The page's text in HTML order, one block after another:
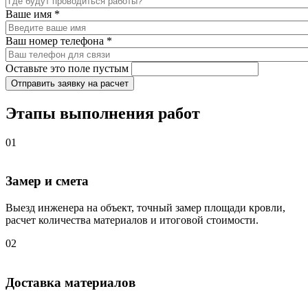
Ваше имя *
Ваш номер телефона *
Оставьте это поле пустым
Отправить заявку на расчет
Этапы выполнения работ
01
Замер и смета
Выезд инженера на объект, точный замер площади кровли,
расчет количества материалов и итоговой стоимости.
02
Доставка материалов